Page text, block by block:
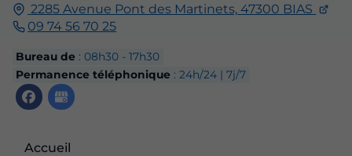
2285 Avenue Pont des Martinets, 47300 BIAS
09 74 56 70 25
Bureau de : 08h30 - 17h30
Permanence téléphonique : 24h/24 | 7j/7
Accueil